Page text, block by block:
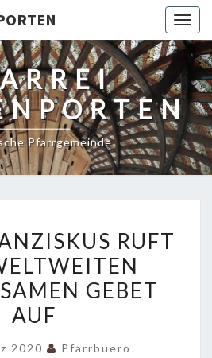
Pfarrgemeinde
FRANZISKUS
RUFT
ZUM
WELTWEITEN
GEBET
RUFT
GEBET
AUF
2020 Pfarrbuero